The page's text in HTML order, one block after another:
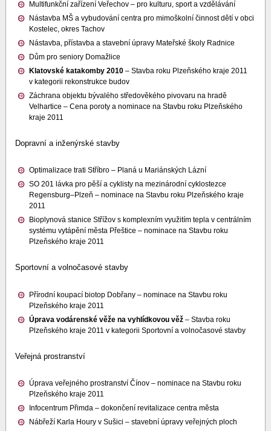
Multifunkční zařízení Veřechov – pro kulturu, sport a vzdělávání
Nástavba MŠ a vybudování centra pro mimoškolní činnost dětí v obci
Kostelec, okres Tachov
Nástavba, přístavba a stavební úpravy Mateřské školy Radnice
Dům pro seniory Domažlice
Klatovské katakomby 2010 – Stavba roku Plzeňského kraje 2011
v kategorii rekonstrukce budov
Záchrana objektu bývalého středověkého pivovaru na hradě
Velhartice – Cena poroty a nominace na Stavbu roku Plzeňského
kraje 2011
Dopravní a inženýrské stavby
Optimalizace trati Stříbro – Planá u Mariánských Lázní
SO 201 lávka pro pěší a cyklisty na mezinárodní cyklostezce
Regensburg–Plzeň – nominace na Stavbu roku Plzeňského kraje
2011
Bioplynová stanice Střížov s komplexním využitím tepla v centrálním
systému vytápění města Přeštice – nominace na Stavbu roku
Plzeňského kraje 2011
Sportovní a volnočasové stavby
Přírodní koupací biotop Dobřany – nominace na Stavbu roku
Plzeňského kraje 2011
Úprava vodárenské věže na vyhlídkovou věž– Stavba roku
Plzeňského kraje 2011 v kategorii Sportovní a volnočasové stavby
Veřejná prostranství
Úprava veřejného prostranství Čínov – nominace na Stavbu roku
Plzeňského kraje 2011
Infocentrum Přimda – dokončení revitalizace centra města
Nábřeží Karla Houry v Sušici – stavební úpravy veřejných ploch